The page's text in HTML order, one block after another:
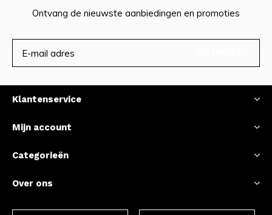
Ontvang de nieuwste aanbiedingen en promoties
Klantenservice
Mijn account
Categorieën
Over ons